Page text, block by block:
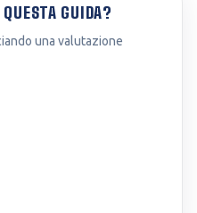
GUIDA?
una valutazione